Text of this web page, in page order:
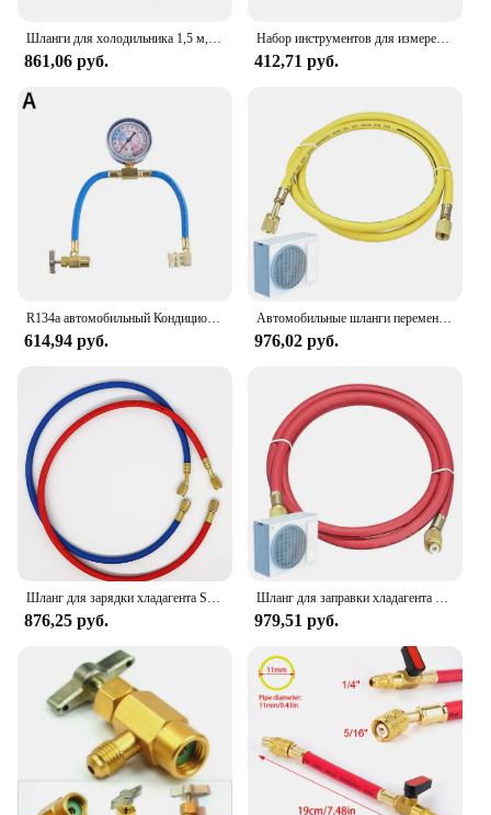
Шланги для холодильника 1,5 м, автомобильный Кондиционер R134a HVAC 5 футов, автомобильные аксессуары R12 R22 R134 R404 R502, хладагент
861,06 руб.
Набор инструментов для измерения фтористого хладагента R134A, 600 ~ 300 PSI, трубка для кондиционирования воздуха, 25 см, автомобильный шланг для зарядки, аксессуары
412,71 руб.
R134a автомобильный Кондиционер Freon с подзарядкой, оригинальный набор для кондиционирования воздуха 1/2 '', адаптер для заправки газового хладагента
614,94 руб.
Автомобильные шланги переменного тока, 59-дюймовый манометр R134a, перезарядный шланг, перезарядная труба высокого давления, высокий давление, длительный срок службы
976,02 руб.
876,25 руб. 979,51 руб.